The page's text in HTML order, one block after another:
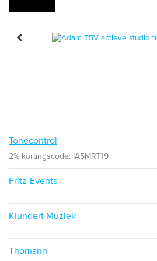
Tonecontrol
2% kortingscode: IA5MRT19
Fritz-Events
Klundert Muziek
Thomann